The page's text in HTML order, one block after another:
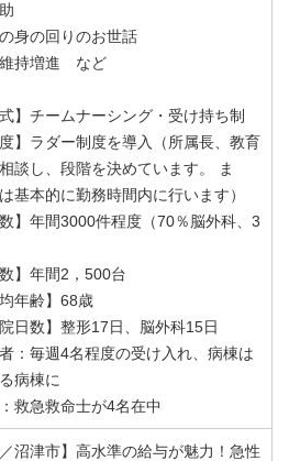
身の回りのお世話
維持増進 など
式】チームナーシング・受け持ち制
度】ラダー制度を導入（所属長、教育
談し、段階を決めています。 ま
基本的に勤務時間内に行います）
数】年間3000件程度（70％脳外科、3
数】年間2，500台
均年齢】68歳
院日数】整形17日、脳外科15日
：毎週4名程度の受け入れ、病棟は
病棟に
救急救命士が4名在中
／沼津市】高水準の給与が魅力！急性